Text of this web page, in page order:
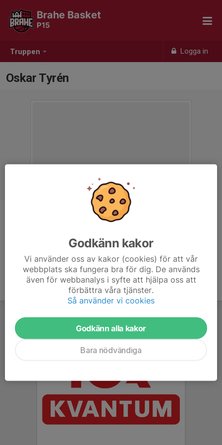
Truppen Logga in
Brahe Basket
P15
Oskar Tyrén
Godkänn kakor
Vi använder oss av kakor (cookies) för att vår
webbplats ska fungera bra för dig. De används
även för webbanalys i syfte att hjälpa oss att
förbättra våra tjänster.
Så använder vi cookies
Godkänn alla kakor
Bara nödvändiga